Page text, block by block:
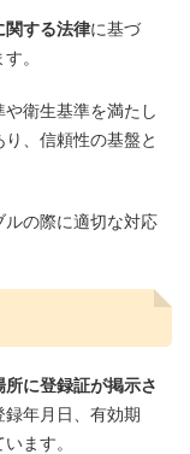
関する法律に基づ
。
衛生基準を満たし
、信頼性の基盤と
の際に適切な対応
に登録証が掲示さ
年月日、有効期
ます。